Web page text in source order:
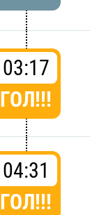
03:17
ГОЛ!!!
04:31
ГОЛ!!!